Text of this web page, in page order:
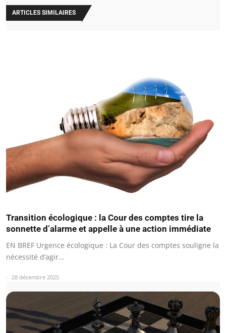
ARTICLES SIMILAIRES
Transition écologique : la Cour des comptes tire la
sonnette d’alarme et appelle à une action immédiate
EN BREF Urgence écologique : La Cour des comptes souligne la
nécessité d’agir…
28 décembre 2025